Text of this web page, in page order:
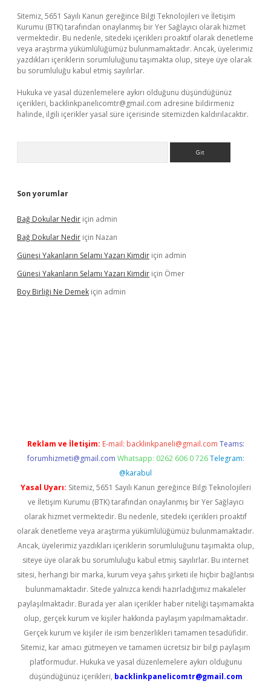
Sitemiz, 5651 Sayılı Kanun gereğince Bilgi Teknolojileri ve İletişim
Kurumu (BTK) tarafından onaylanmış bir Yer Sağlayıcı olarak hizmet
vermektedir. Bu nedenle, sitedeki içerikleri proaktif olarak denetleme
veya araştırma yükümlülüğümüz bulunmamaktadır. Ancak, üyelerimiz
yazdıkları içeriklerin sorumluluğunu taşımakta olup, siteye üye olarak
bu sorumluluğu kabul etmiş sayılırlar.
Hukuka ve yasal düzenlemelere aykırı olduğunu düşündüğünüz
içerikleri, backlinkpanelicomtr@gmail.com adresine bildirmeniz
halinde, ilgili içerikler yasal süre içerisinde sitemizden kaldırılacaktır.
Son yorumlar
Bağ Dokular Nedir için admin
Bağ Dokular Nedir için Nazan
Güneşi Yakanların Selamı Yazarı Kimdir için admin
Güneşi Yakanların Selamı Yazarı Kimdir için Ömer
Boy Birliği Ne Demek için admin
Reklam ve İletişim: E-mail: backlinkpaneli@gmail.com Teams:
forumhizmeti@gmail.com Whatsapp: 0262 606 0 726 Telegram:
@karabul
Yasal Uyarı: Sitemiz, 5651 Sayılı Kanun gereğince Bilgi Teknolojileri
ve İletişim Kurumu (BTK) tarafından onaylanmış bir Yer Sağlayıcı
olarak hizmet vermektedir. Bu nedenle, sitedeki içerikleri proaktif
olarak denetleme veya araştırma yükümlülüğümüz bulunmamaktadır.
Ancak, üyelerimiz yazdıkları içeriklerin sorumluluğunu taşımakta olup,
siteye üye olarak bu sorumluluğu kabul etmiş sayılırlar. Bu internet
sitesi, herhangi bir marka, kurum veya şahıs şirketi ile hiçbir bağlantısı
bulunmamaktadır. Sitede yalnızca kendi hazırladığımız makaleler
paylaşılmaktadır. Burada yer alan içerikler haber niteliği taşımamakta
olup, gerçek kurum ve kişiler hakkında paylaşım yapılmamaktadır.
Gerçek kurum ve kişiler ile isim benzerlikleri tamamen tesadüfidir.
Sitemiz, kar amacı gütmeyen ve tamamen ücretsiz bir bilgi paylaşım
platformudur. Hukuka ve yasal düzenlemelere aykırı olduğunu
düşündüğünüz içerikleri, backlinkpanelicomtr@gmail.com